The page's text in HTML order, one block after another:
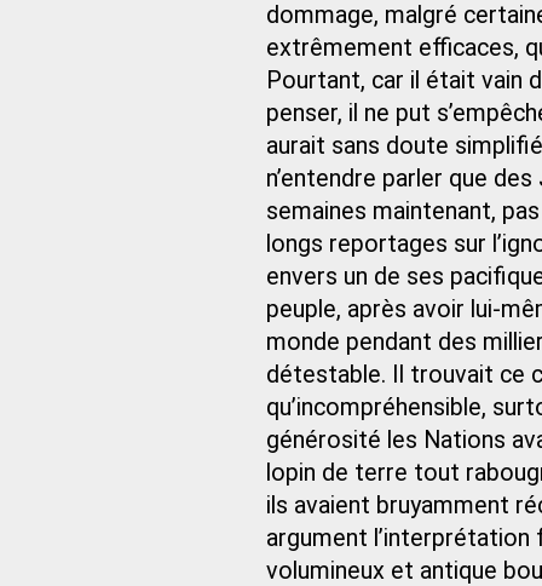
dommage, malgré
extrêmement efficaces,
Pourtant, car il était vain
penser, il ne put
aurait sans doute
n’entendre parler que
semaines maintenant,
longs reportages sur
envers un de ses
peuple, après avoir lui-
monde pendant des
détestable. Il trouvait ce
qu’incompréhensible,
générosité les Nations
lopin de terre tout
ils avaient bruyamment
argument l’interprétation
volumineux et antique